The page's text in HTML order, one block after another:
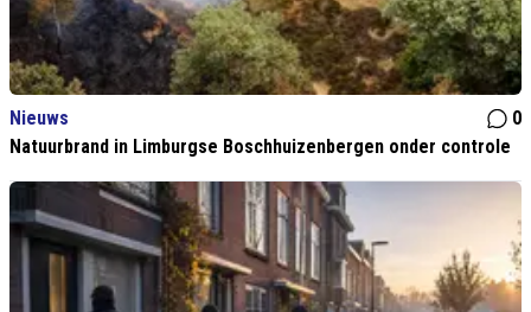
Nieuws
0
Natuurbrand in Limburgse Boschhuizenbergen onder controle